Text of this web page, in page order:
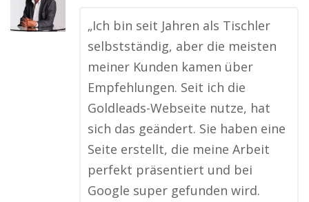
„Ich bin seit Jahren als Tischler
selbstständig, aber die meisten
meiner Kunden kamen über
Empfehlungen. Seit ich die
Goldleads-Webseite nutze, hat
sich das geändert. Sie haben eine
Seite erstellt, die meine Arbeit
perfekt präsentiert und bei
Google super gefunden wird.